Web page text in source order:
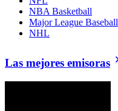
NBA Basketball
Major League Baseball
NHL
Las mejores emisoras